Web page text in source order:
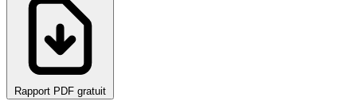
Rapport PDF gratuit